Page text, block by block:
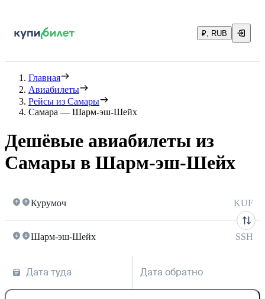
₽, RUB
Главная
Авиабилеты
Рейсы из Самары
Самара — Шарм-эш-Шейх
Дешёвые авиабилеты из
Самары в Шарм-эш-Шейх
Курумоч KUF
Шарм-эш-Шейх SSH
Дата туда Дата обратно